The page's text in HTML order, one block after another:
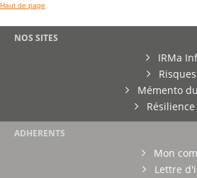
Haut de page
NOS SITES
IRMa
Mémento
ADHERENTS
Mon
Lettre